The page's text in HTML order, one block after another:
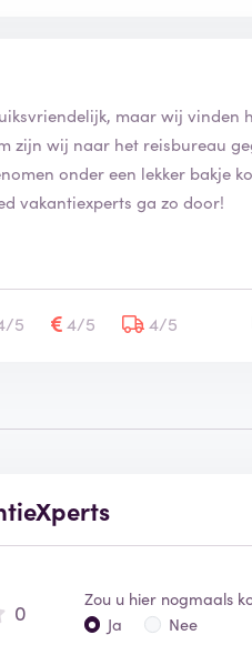
maar wij vinden
zijn wij naar het reisbureau
onder een lekker bakje
vakantiexperts ga zo door!
5 4/5 4/5
0
Zou u hier nogmaals
Ja
Nee